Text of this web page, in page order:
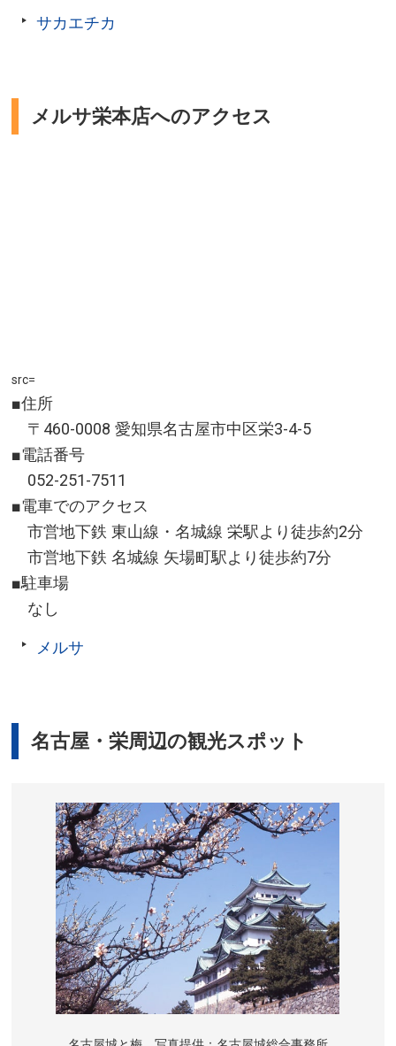
サカエチカ
メルサ栄本店へのアクセス
src=
■住所
〒460-0008 愛知県名古屋市中区栄3-4-5
■電話番号
052-251-7511
■電車でのアクセス
市営地下鉄 東山線・名城線 栄駅より徒歩約2分
市営地下鉄 名城線 矢場町駅より徒歩約7分
■駐車場
なし
メルサ
名古屋・栄周辺の観光スポット